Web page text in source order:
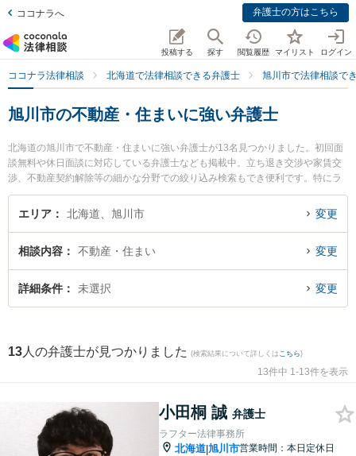
ココナラへ 弁護士の方はこちら
投稿する 探す 閲覧履歴 マイリスト ログイン
ココナラ法律相談 北海道で法律相談できる弁護士 旭川市で法律相談で
旭川市の不動産・住まいに強い弁護士
北海道の旭川市で不動産・住まいに強い弁護士が13名見つかりました。初回面
談無料や休日面談に対応している弁護士なども掲載中。立ち退き交渉や家賃交
渉、不動産契約解除等の細かな分野での絞り込み検索もでき便利です。特にラ
フター法律事務所の小田桐 誠弁護士や旭川つばさ法律事務所の佐藤 達哉弁護
士、あさひかわ法律事務所の東 明香弁護士のプロフィール情報や弁護士費用、
決の実績豊富な近くの弁護士を検索したい』『初回相談無料で不動産・住まい
を法律相談できる旭川市内の弁護士に相談予約したい』などでお困りの相談者
さんにおすすめです。
エリア 北海道、旭川市 変更
相談内容 不動産・住まい 変更
詳細条件 未選択 変更
13 人の弁護士が見つかりました (検索結果について詳しくは こちら)
13件中 1-13件を表示
小田桐 誠 弁護士
ラフター法律事務所
北海道|旭川市営業時間：本日定休日